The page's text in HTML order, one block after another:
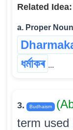
Related Idea:
a. Proper
ধৰ্মাকৰ ...
3. Budhaism
term used